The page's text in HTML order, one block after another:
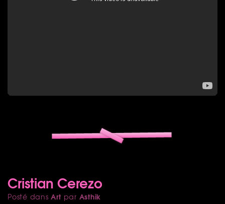
Cristian Cerezo
Posté dansArt par Asthik